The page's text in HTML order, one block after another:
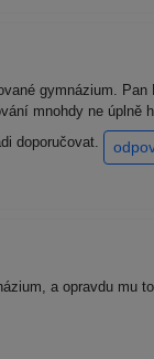
gymnázium.
mnohdy ne
doporučovat.
a opravdu